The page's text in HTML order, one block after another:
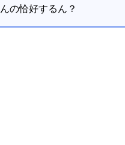
の恰好するん？